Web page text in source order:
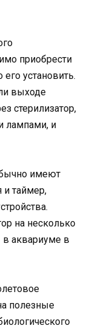
приобрести
установить.
выходе
стерилизатор,
лампами, и
имеют
и таймер,
на несколько
аквариуме в
полезные